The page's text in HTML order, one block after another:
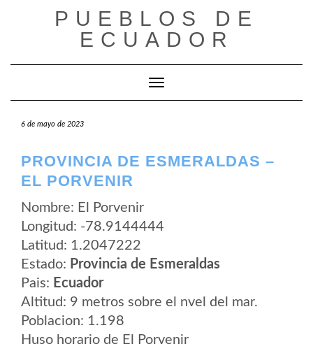
PUEBLOS DE
ECUADOR
Cambiar modo de navegación
6 de mayo de 2023
PROVINCIA DE ESMERALDAS –
EL PORVENIR
Nombre: El Porvenir
Longitud: -78.9144444
Latitud: 1.2047222
Estado: Provincia de Esmeraldas
Pais: Ecuador
Altitud: 9 metros sobre el nvel del mar.
Poblacion: 1.198
Huso horario de El Porvenir